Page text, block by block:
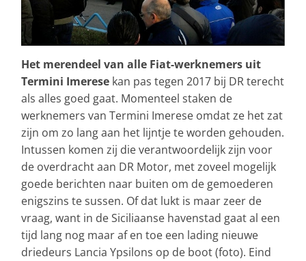
Het merendeel van alle Fiat-werknemers uit
Termini Imerese kan pas tegen 2017 bij DR terecht
als alles goed gaat. Momenteel staken de
werknemers van Termini Imerese omdat ze het zat
zijn om zo lang aan het lijntje te worden gehouden.
Intussen komen zij die verantwoordelijk zijn voor
de overdracht aan DR Motor, met zoveel mogelijk
goede berichten naar buiten om de gemoederen
enigszins te sussen. Of dat lukt is maar zeer de
vraag, want in de Siciliaanse havenstad gaat al een
tijd lang nog maar af en toe een lading nieuwe
driedeurs Lancia Ypsilons op de boot (foto). Eind